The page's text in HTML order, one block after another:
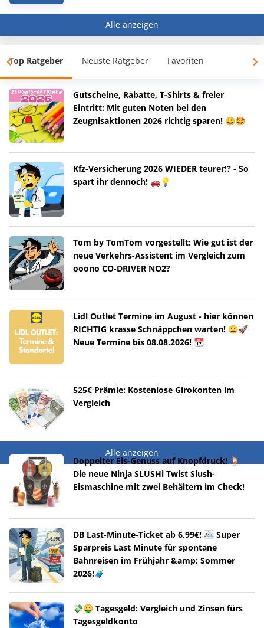
Alle anzeigen
Top Ratgeber Neuste Ratgeber Favoriten
Gutscheine, Rabatte, T-Shirts & freier
Eintritt: Mit guten Noten bei den
Zeugnisaktionen 2026 richtig sparen! 😀🤩
Kfz-Versicherung 2026 WIEDER teurer!? - So
spart ihr dennoch! 🚗💡
Tom by TomTom vorgestellt: Wie gut ist der
neue Verkehrs-Assistent im Vergleich zum
ooono CO-DRIVER NO2?
Lidl Outlet Termine im August - hier können
RICHTIG krasse Schnäppchen warten! 😀🚀
Neue Termine bis 08.08.2026! 📆
525€ Prämie: Kostenlose Girokonten im
Vergleich
Alle anzeigen
Doppelter Eis-Genuss auf Knopfdruck! 🍹
Die neue Ninja SLUSHi Twist Slush-
Eismaschine mit zwei Behältern im Check!
DB Last-Minute-Ticket ab 6,99€! 🚈 Super
Sparpreis Last Minute für spontane
Bahnreisen im Frühjahr &amp; Sommer
2026!🧳
💸🤑 Tagesgeld: Vergleich und Zinsen fürs
Tagesgeldkonto